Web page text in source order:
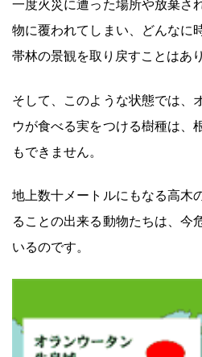
一度火災に遭った場所や放棄さ
物に覆われてしまい、どんなに
帯林の景観を取り戻すことはあ
そして、このような状態では、
ウが食べる実をつける樹種は、
もできません。
地上数十メートルにもなる高木
ることの出来る動物たちは、今
いるのです。